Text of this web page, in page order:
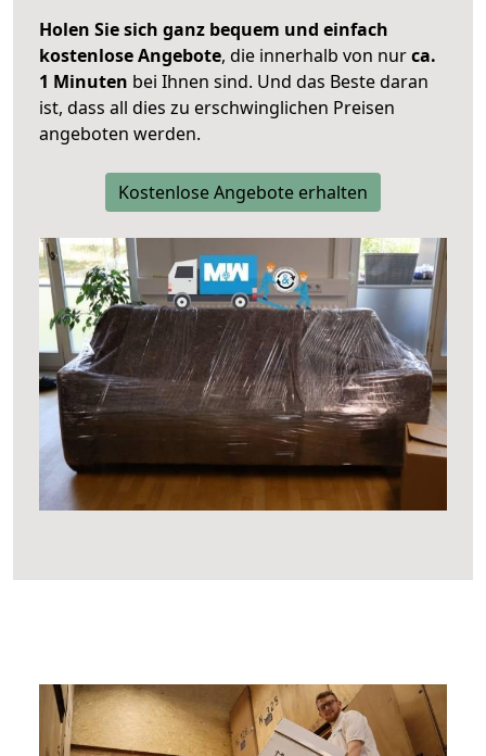
Holen Sie sich ganz bequem und einfach
kostenlose Angebote, die innerhalb von nurca.
1 Minuten bei Ihnen sind. Und das Beste daran
ist, dass all dies zu erschwinglichen Preisen
angeboten werden.
Kostenlose Angebote erhalten